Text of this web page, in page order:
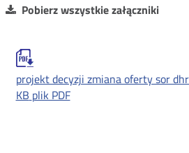
Pobierz wszystkie załączniki
projekt decyzji zmiana oferty sor
KB plik PDF